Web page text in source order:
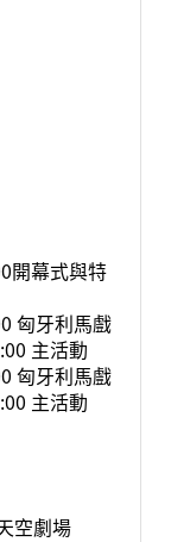
開幕式與特
匈牙利馬戲
主活動
匈牙利馬戲
主活動
空劇場